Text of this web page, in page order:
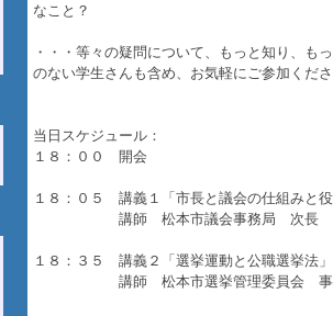
なこと？
・・・等々の疑問について、もっと知り、も
のない学生さんも含め、お気軽にご参加くださ
当日スケジュール：
１８：００ 開会
１８：０５ 講義１「市長と議会の仕組みと役
講師 松本市議会事務局 次長
１８：３５ 講義２「選挙運動と公職選挙法
講師 松本市選挙管理委員会 事務